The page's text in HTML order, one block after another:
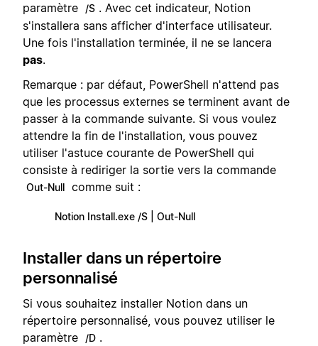
paramètre
/S . Avec cet indicateur, Notion
s'installera sans afficher d'interface utilisateur.
Une fois l'installation terminée, il ne se lancera
pas.
Remarque : par défaut, PowerShell n'attend pas
que les processus externes se terminent avant de
passer à la commande suivante. Si vous voulez
attendre la fin de l'installation, vous pouvez
utiliser l'astuce courante de PowerShell qui
consiste à rediriger la sortie vers la commande
Out-Null comme suit :
Notion Install.exe /S | Out-Null
Installer dans un répertoire
personnalisé
Si vous souhaitez installer Notion dans un
répertoire personnalisé, vous pouvez utiliser le
paramètre
/D .